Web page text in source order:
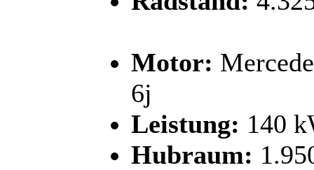
Motor:
6j
Leistung: 140
Hubraum: